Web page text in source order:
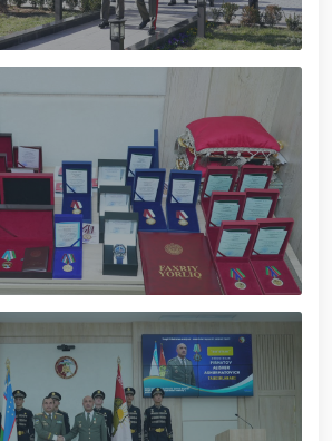
tashkil etildi. // “Dog
6-respublika idoralararo
aniqlandi. // O‘zbekistonning
mustahkamlash: islohotlar va
Milliy gvardiya qo‘mondoni
universiteti bitiruvchi kursantlari
9-may — Xotira va qadrlash kuni
Milliy gvardiya qoʻmondonligi
istiqomat qiluvchi Ikkinchi
va faxriylari holidan xabar
xotira” nomli teatrlashtirilgan
dasturi namoyish qilindi.// “Uch
hamda “Bizning qahramonlar”
bag‘ishlangan tadbir tashkil
Run” yugurish musobaqasida
faxrli o'rinlarni egallashdi.//
profilaktik tadbirlar davom
muhitni ta’minlashga
tadbirlar Milliy gvardiya